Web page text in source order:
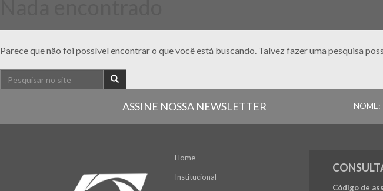
Parece que não foi possível encontrar o que você está buscando. Talvez fazer uma pesquisa
ASSINE NOSSA NEWSLETTER NOME:
Home
Institucional
Código de